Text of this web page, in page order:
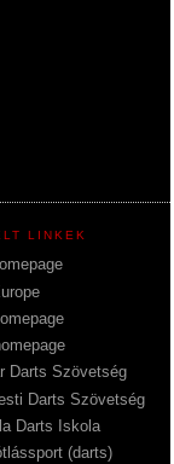
LINKEK
Darts Szövetség
Darts Szövetség
Darts Iskola
(darts)